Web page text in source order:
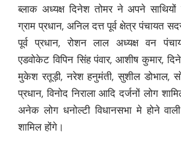
ब्लाक अध्यक्ष दिनेश तोमर ने अपने
ग्राम प्रधान, अनिल दत्त पूर्व क्षेत्र पंचायत
पूर्व प्रधान, रोशन लाल अध्यक्ष वन
एडवोकेट विपिन सिंह पंवार, आशीष कुमार,
मुकेश रतूड़ी, नरेश हनुमंती, सुशील डोभाल,
प्रधान, विनोद निराला आदि दर्जनों लोग
अनेक लोग धनोल्टी विधानसभा मे होने
शामिल होंगे।